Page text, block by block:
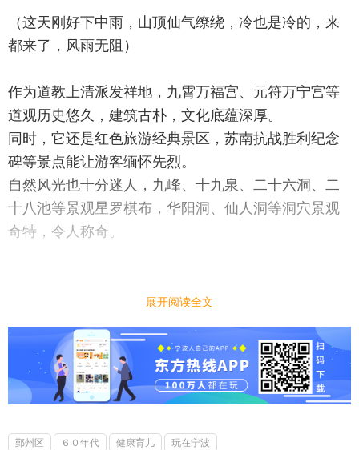
（这天刚好下中雨，山顶仙气缭绕，冷也是冷的，来
都来了，风雨无阻）
作为道教上清派发祥地，九霄万福宫、元符万宁宫等
道观历史悠久，建筑古朴，文化底蕴深厚。
同时，它还是红色旅游经典景区，苏南抗战胜利纪念
碑等景点能让游客缅怀先烈。
自然风光也十分迷人，九峰、十九泉、二十六洞、二
十八池等景观星罗棋布，华阳洞、仙人洞等洞穴景观
奇特，令人称奇。
建于西汉，历经多次修缮，气势恢宏。
茅山“三宫五观”之首，最高点（海拔372.5米）。雄伟
壮观，是著名的朝山进香之地。也是祈福的重要圣
地！
游客三三两两分散在殿前祈福（左手在上抱拳）拍
围。
展开阅读全文
鄞州区 ６０年代 健康育儿 玩在宁波